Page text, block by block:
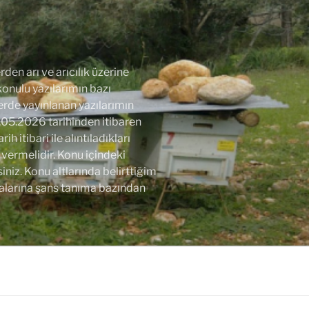
arı ve arıcılık üzerine
yazılarımın bazı
yayınlanan yazılarımın
tarihinden itibaren
itibari ile alıntıladıkları
Konu içindeki
Konu altlarında belirttiğim
şans tanıma bazından